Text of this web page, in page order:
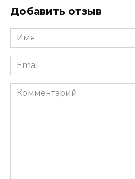
Добавить отзыв
Имя
*
Email
*
Комментарий